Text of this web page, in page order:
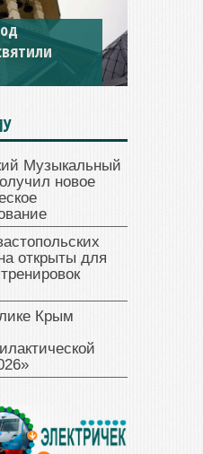
Косьмы
вновь
Музыкальный
новое
открыты для
Крым